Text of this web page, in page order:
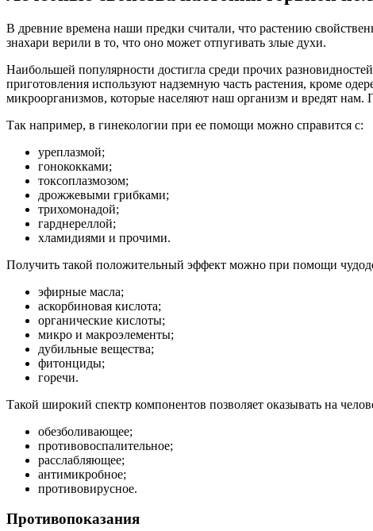
В древние времена наши предки считали, что растению
знахари верили в то, что оно может отпугивать злые духи.
Наибольшей популярности достигла среди прочих
приготовления используют надземную часть растения, кроме
микроорганизмов, которые населяют наш организм и вредят нам.
Так например, в гинекологии при ее помощи можно справится с:
уреплазмой;
гонококками;
токсоплазмозом;
дрожжевыми грибками;
трихомонадой;
гарднереллой;
хламидиями и прочими.
Получить такой положительный эффект можно при помощи
эфирные масла;
аскорбиновая кислота;
органические кислоты;
микро и макроэлементы;
дубильные вещества;
фитонциды;
горечи.
Такой широкий спектр компонентов позволяет оказывать на
обезболивающее;
противовоспалительное;
расслабляющее;
антимикробное;
противовирусное.
Противопоказания